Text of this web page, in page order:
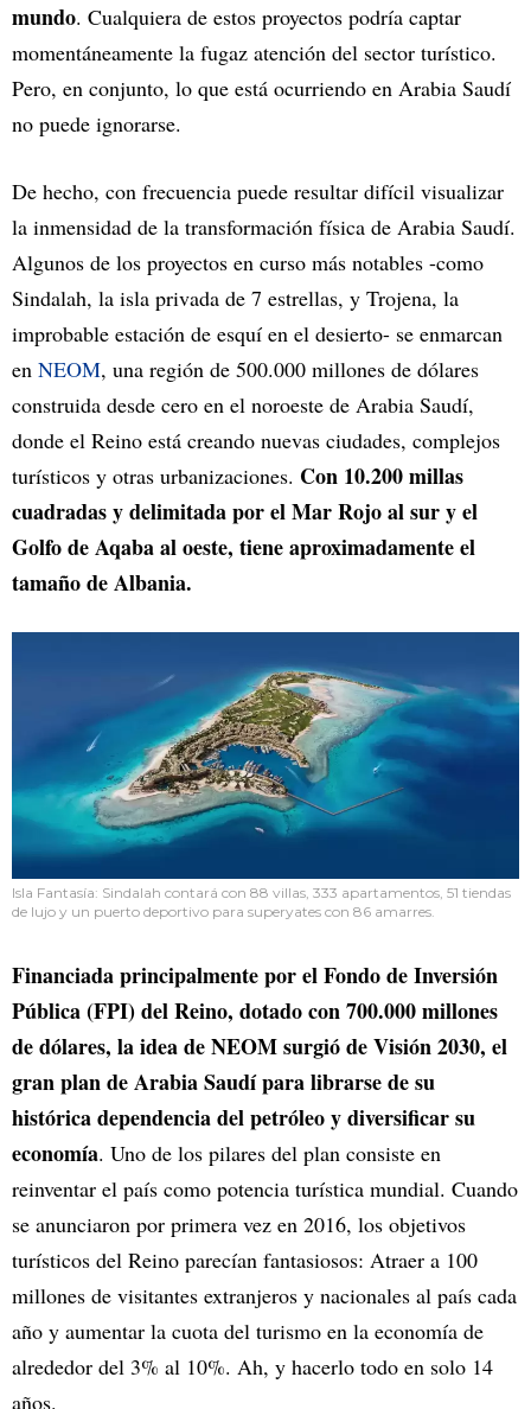
mundo. Cualquiera de estos proyectos podría captar
momentáneamente la fugaz atención del sector turístico.
Pero, en conjunto, lo que está ocurriendo en Arabia Saudí
no puede ignorarse.
De hecho, con frecuencia puede resultar difícil visualizar
la inmensidad de la transformación física de Arabia Saudí.
Algunos de los proyectos en curso más notables -como
Sindalah, la isla privada de 7 estrellas, y Trojena, la
improbable estación de esquí en el desierto- se enmarcan
en NEOM, una región de 500.000 millones de dólares
construida desde cero en el noroeste de Arabia Saudí,
donde el Reino está creando nuevas ciudades, complejos
turísticos y otras urbanizaciones. Con 10.200 millas
cuadradas y delimitada por el Mar Rojo al sur y el
Golfo de Aqaba al oeste, tiene aproximadamente el
tamaño de Albania.
Isla Fantasía: Sindalah contará con 88 villas, 333 apartamentos, 51 tiendas
de lujo y un puerto deportivo para superyates con 86 amarres.
Financiada principalmente por el Fondo de Inversión
Pública (FPI) del Reino, dotado con 700.000 millones
de dólares, la idea de NEOM surgió de Visión 2030, el
gran plan de Arabia Saudí para librarse de su
histórica dependencia del petróleo y diversificar su
economía. Uno de los pilares del plan consiste en
reinventar el país como potencia turística mundial. Cuando
se anunciaron por primera vez en 2016, los objetivos
turísticos del Reino parecían fantasiosos: Atraer a 100
millones de visitantes extranjeros y nacionales al país cada
año y aumentar la cuota del turismo en la economía de
alrededor del 3% al 10%. Ah, y hacerlo todo en solo 14
años.